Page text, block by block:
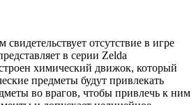
отсутствие в игре
в серии Zelda
химический движок, который
предметы будут привлекать
во врагов, чтобы привлечь к ним